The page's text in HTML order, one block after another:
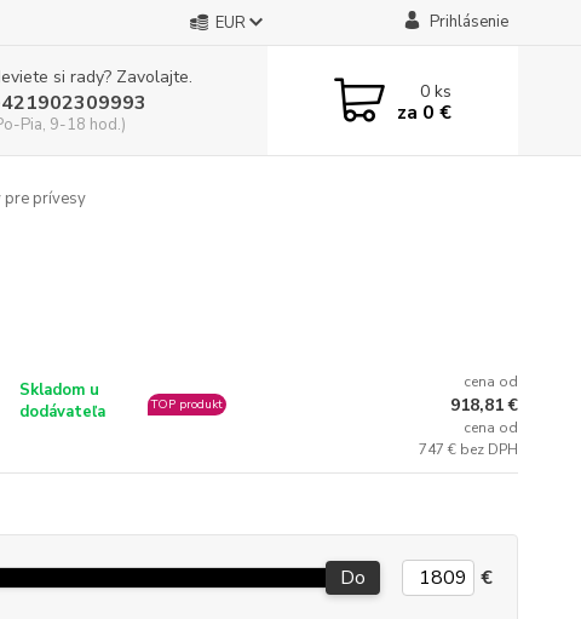
EUR Prihlásenie
si rady? Zavolajte.
Pia, 9-18 hod.)
0ks
za 0 €
pre prívesy
Skladom u
dodávateľa
TOP produkt
cena od
918,81 €
cena od
747 € bez DPH
Do €